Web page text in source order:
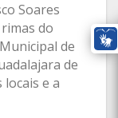
Soares
do
de
de
e a